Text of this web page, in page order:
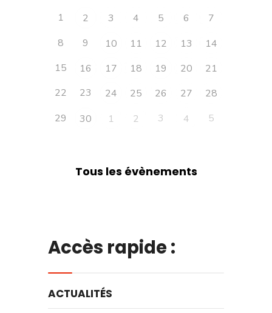
1 2 3 4 5 6
7
8
9 10 11 12 13
14
15
16 17 18 19 20
21
22
23 24 25 26 27
28
29
30 1 2 3 4 5
Tous les évènements
Accès rapide :
ACTUALITÉS